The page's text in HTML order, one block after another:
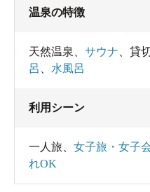
温泉の特徴
天然温泉 サウナ 貸
呂
水風呂
利用シーン
一人旅 女子旅・女子
れOK